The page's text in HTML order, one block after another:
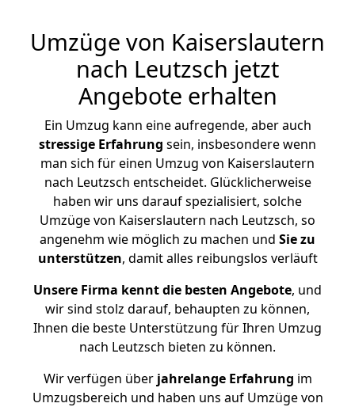
Umzüge von Kaiserslautern
nach Leutzsch jetzt
Angebote erhalten
Ein Umzug kann eine aufregende, aber auch
stressige Erfahrung sein, insbesondere wenn
man sich für einen Umzug von Kaiserslautern
nach Leutzsch entscheidet. Glücklicherweise
haben wir uns darauf spezialisiert, solche
Umzüge von Kaiserslautern nach Leutzsch, so
angenehm wie möglich zu machen und Sie zu
unterstützen, damit alles reibungslos verläuft
Unsere Firma kennt die besten Angebote, und
wir sind stolz darauf, behaupten zu können,
Ihnen die beste Unterstützung für Ihren Umzug
nach Leutzsch bieten zu können.
Wir verfügen überjahrelange Erfahrung im
Umzugsbereich und haben uns auf Umzüge von